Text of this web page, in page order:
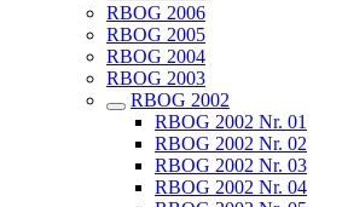
RBOG 2006
RBOG 2005
RBOG 2004
RBOG 2003
RBOG 2002
RBOG 2002 Nr. 01
RBOG 2002 Nr. 02
RBOG 2002 Nr. 03
RBOG 2002 Nr. 04